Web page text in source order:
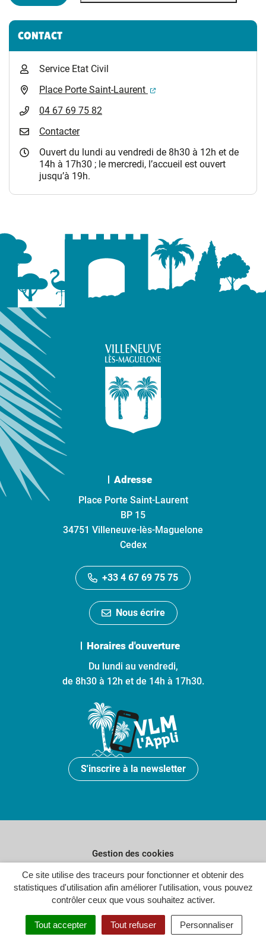
Ce site utilise des traceurs pour fonctionner et obtenir des
statistiques d'utilisation afin améliorer l'utilisation, vous pouvez
contrôler ceux que vous souhaitez activer.
Tout accepter Tout refuser Personnaliser
Informations complémentaires
CONTACT
Service Etat Civil
Place Porte Saint-Laurent
(ouverture dans un
04 67 69 75 82
Contacter
Ouvert du lundi au vendredi de 8h30 à 12h et de
14h à 17h30 ; le mercredi, l’accueil est ouvert
jusqu’à 19h.
Adresse
Place Porte Saint-Laurent
BP 15
34751 Villeneuve-lès-Maguelone
Cedex
+33 4 67 69 75 75
Nous écrire
Horaires d'ouverture
Du lundi au vendredi,
de 8h30 à 12h et de 14h à 17h30.
S'inscrire à la newsletter
Gestion des cookies
Plan du site
Politique de confidentialité
Crédits